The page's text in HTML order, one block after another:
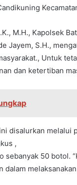
M.H., Kapolsek
Jayem, S.H.,
Untuk
dan ketertiban
disalurkan melalui
,
50 botol.